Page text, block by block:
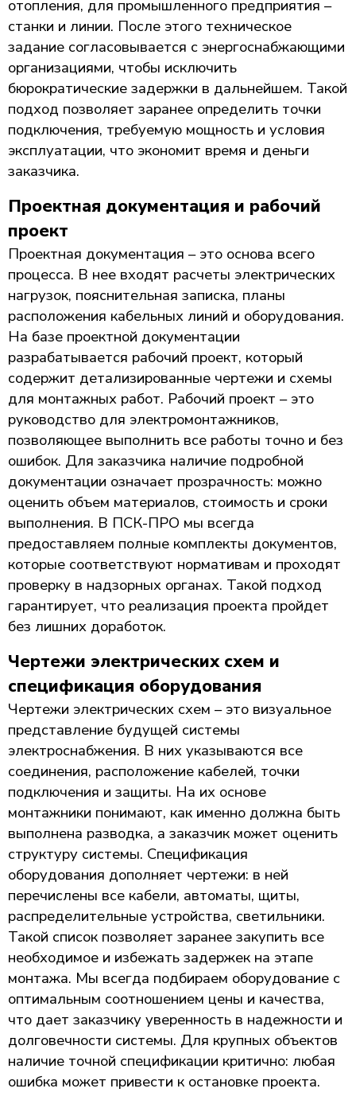
отопления, для промышленного предприятия –
станки и линии. После этого техническое
задание согласовывается с энергоснабжающими
организациями, чтобы исключить
бюрократические задержки в дальнейшем. Такой
подход позволяет заранее определить точки
подключения, требуемую мощность и условия
эксплуатации, что экономит время и деньги
заказчика.
Проектная документация и рабочий
проект
Проектная документация – это основа всего
процесса. В нее входят расчеты электрических
нагрузок, пояснительная записка, планы
расположения кабельных линий и оборудования.
На базе проектной документации
разрабатывается рабочий проект, который
содержит детализированные чертежи и схемы
для монтажных работ. Рабочий проект – это
руководство для электромонтажников,
позволяющее выполнить все работы точно и без
ошибок. Для заказчика наличие подробной
документации означает прозрачность: можно
оценить объем материалов, стоимость и сроки
выполнения. В ПСК-ПРО мы всегда
предоставляем полные комплекты документов,
которые соответствуют нормативам и проходят
проверку в надзорных органах. Такой подход
гарантирует, что реализация проекта пройдет
без лишних доработок.
Чертежи электрических схем и
спецификация оборудования
Чертежи электрических схем – это визуальное
представление будущей системы
электроснабжения. В них указываются все
соединения, расположение кабелей, точки
подключения и защиты. На их основе
монтажники понимают, как именно должна быть
выполнена разводка, а заказчик может оценить
структуру системы. Спецификация
оборудования дополняет чертежи: в ней
перечислены все кабели, автоматы, щиты,
распределительные устройства, светильники.
Такой список позволяет заранее закупить все
необходимое и избежать задержек на этапе
монтажа. Мы всегда подбираем оборудование с
оптимальным соотношением цены и качества,
что дает заказчику уверенность в надежности и
долговечности системы. Для крупных объектов
наличие точной спецификации критично: любая
ошибка может привести к остановке проекта.